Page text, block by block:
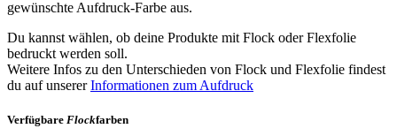
gewünschte Aufdruck-Farbe aus.
Du kannst wählen, ob deine Produkte mit Flock oder Flexfolie
bedruckt werden soll.
Weitere Infos zu den Unterschieden von Flock und Flexfolie findest
du auf unsererInformationen zum Aufdruck
Verfügbare Flockfarben